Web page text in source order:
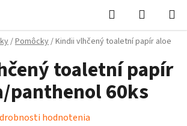
Hľadať
košík
/Pomôcky/Kindii vlhčený toaletní papír aloe
toaletní papír
panthenol 60ks
hodnotenia